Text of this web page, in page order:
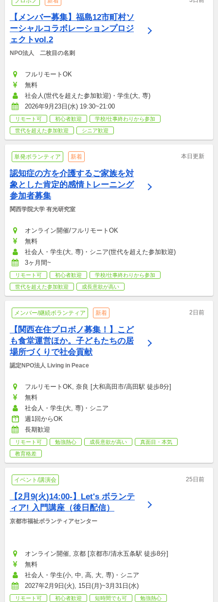
【メンバー募集】福島12市町村ソ
ーシャルコラボレーションプロジ
ェクトvol.2
NPO法人　二枚目の名刺
フルリモートOK
無料
社会人(世代を超えた参加歓迎)・学生(大, 専)
2026年9月23日(水) 19:30~21:00
リモート可 初心者歓迎
学校/仕事終わりから参加
世代を超えた参加歓迎
シニア歓迎
単発ボランティア 新着 本日更新
認知症の方を介護するご家族を対
象とした肯定的感情トレーニング
参加者募集
関西学院大学 有光研究室
オンライン開催/フルリモートOK
無料
社会人・学生(大, 専)・シニア(世代を超えた参加歓迎)
3ヶ月間~
リモート可 初心者歓迎
学校/仕事終わりから参加
世代を超えた参加歓迎
成長意欲が高い
メンバー/継続ボランティア 新着 2日前
【関西在住プロボノ募集！】こど
も食堂運営ほか。子どもたちの居
場所づくりで社会貢献
認定NPO法人 Living in Peace
フルリモートOK, 奈良 [大和高田市/高田駅 徒歩8分]
無料
社会人・学生(大, 専)・シニア
週1回からOK
長期歓迎
リモート可 勉強熱心 成長意欲が高い
真面目・本気
教育格差
イベント/講演会 25日前
【2月9(火)14:00-】Let's ボランテ
ィア! 入門講座（後日配信）
京都市福祉ボランティアセンター
オンライン開催, 京都 [京都市/清水五条駅 徒歩8分]
無料
社会人・学生(小, 中, 高, 大, 専)・シニア
2027年2月9日(火), 15日(月)~3月31日(水)
リモート可 初心者歓迎 短時間でも可
勉強熱心